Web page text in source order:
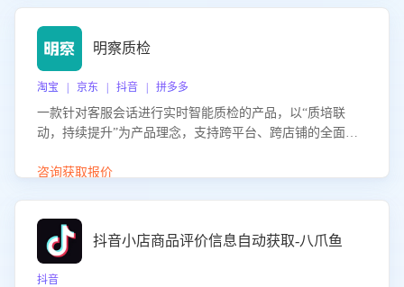
明察质检
淘宝 | 京东 | 抖音 | 拼多多
一款针对客服会话进行实时智能质检的产品，以“质培联
动，持续提升”为产品理念，支持跨平台、跨店铺的全面、
升客服团队的销服能力。
咨询获取报价
抖音小店商品评价信息自动获取-八爪鱼
抖音